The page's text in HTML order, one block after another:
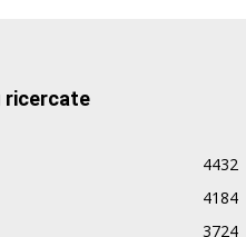
ricercate
4432
4184
3724